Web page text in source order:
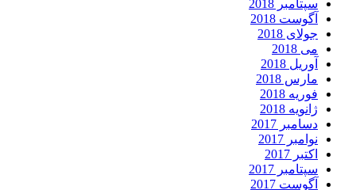
سپتامبر 2018
آگوست 2018
جولای 2018
می 2018
آوریل 2018
مارس 2018
فوریه 2018
ژانویه 2018
دسامبر 2017
نوامبر 2017
اکتبر 2017
سپتامبر 2017
آگوست 2017